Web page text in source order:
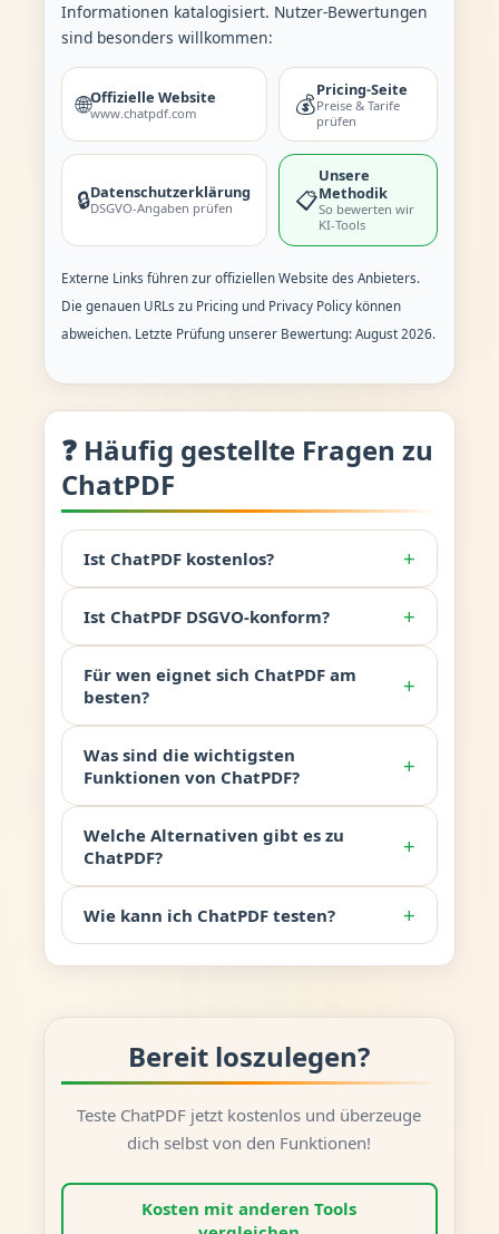
Informationen katalogisiert. Nutzer-Bewertungen
sind besonders willkommen:
🌐Offizielle Website
www.chatpdf.com 💰
Pricing-Seite
Preise & Tarife
prüfen
🔒Datenschutzerklärung
DSGVO-Angaben prüfen 📋
Unsere
Methodik
So bewerten wir
KI-Tools
Externe Links führen zur offiziellen Website des Anbieters.
Die genauen URLs zu Pricing und Privacy Policy können
abweichen. Letzte Prüfung unserer Bewertung: August 2026.
❓ Häufig gestellte Fragen zu
ChatPDF
Ist ChatPDF kostenlos? +
Ist ChatPDF DSGVO-konform? +
Für wen eignet sich ChatPDF am
besten?
+
Was sind die wichtigsten
Funktionen von ChatPDF?
+
Welche Alternativen gibt es zu
ChatPDF?
+
Wie kann ich ChatPDF testen? +
Bereit loszulegen?
Teste ChatPDF jetzt kostenlos und überzeuge
dich selbst von den Funktionen!
Kosten mit anderen Tools